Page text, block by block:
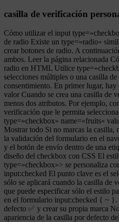
casilla de verificación
Cómo utilizar el input
de radio Existe un type=»radio»
crear botones de radio. A
ambos. Leer la página relacionada
radio en HTML Utilice
selecciones múltiples o una casilla
consentimiento. En primer lugar,
valor Cuando se crea una casilla de
menos dos atributos. Por ejemplo,
verificación que le permita
type=»checkbox» name=»fruits»
Mostrar todo Si no marcas la casilla,
la validación del formulario en el
y el botón de envío dentro de una
diseño del checkbox con CSS El
type=»checkbox»> se personaliza
input:checked El punto clave es el
sólo se aplicará cuando la casilla de
que puede especificar sólo el estilo
en el formulario input:checked { ~ }.
defecto ✅ y crear su propia marca
apariencia de la casilla por defecto